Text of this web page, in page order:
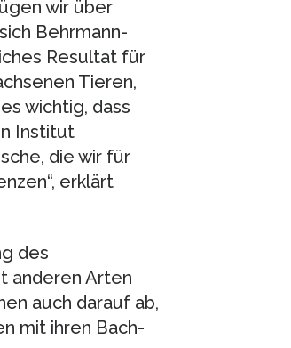
wir über
Behrmann-
Resultat für
Tieren,
wichtig, dass
Institut
die wir für
erklärt
des
anderen Arten
auch darauf ab,
mit ihren Bach-